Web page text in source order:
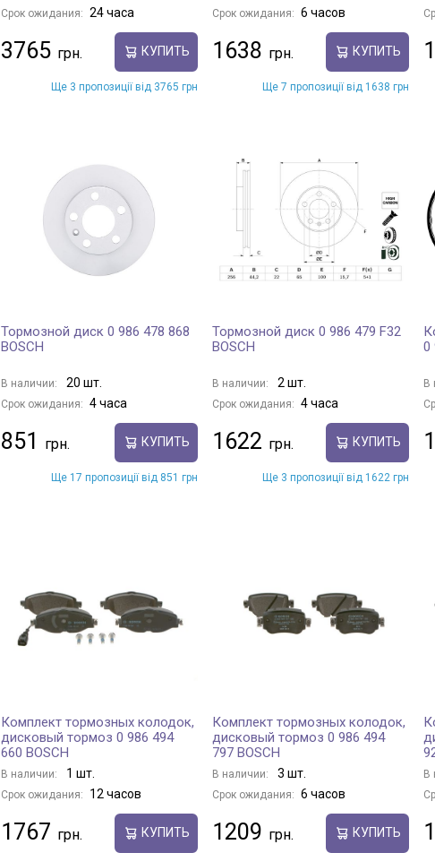
Срок ожидания: 24 часа
3765 КУПИТЬ
Ще 3 пропозиції від 3765 грн
Срок ожидания: 6 часов
1638 КУПИТЬ
Ще 7 пропозиції від 1638 грн
Тормозной диск 0 986 478 868
BOSCH
В наличии: 20 шт.
Срок ожидания: 4 часа
851 КУПИТЬ
Ще 17 пропозиції від 851 грн
Тормозной диск 0 986 479 F32
BOSCH
В наличии: 2 шт.
Срок ожидания: 4 часа
1622 КУПИТЬ
Ще 3 пропозиції від 1622 грн
0
В
Комплект тормозных колодок,
дисковый тормоз 0 986 494
660 BOSCH
В наличии: 1 шт.
Срок ожидания: 12 часов
1767 КУПИТЬ
Комплект тормозных колодок,
дисковый тормоз 0 986 494
797 BOSCH
В наличии: 3 шт.
Срок ожидания: 6 часов
1209 КУПИТЬ
В